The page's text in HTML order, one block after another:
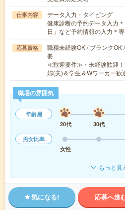
仕事内容
データ入力・タイピング
健康診断の予約データ入力
日」など予約情報の入力＊
応募資格
職種未経験OK / ブランクOK
要
≪歓迎要件≫・未経験歓迎！
婦(夫)＆学生＆Wワーカー
職場の雰囲気
年齢層
20代
30代
男女比率
女性
もっと見
気になる! 応募へ進